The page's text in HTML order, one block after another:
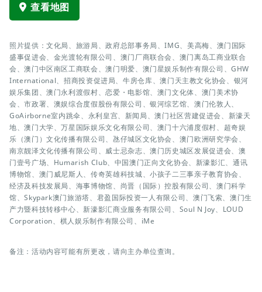
查看地图
照片提供：文化局、旅游局、政府总部事务局、IMG、美高梅、澳门国际
盛事促进会、金光渡轮有限公司、澳门厂商联合会、澳门离岛工商业联合
会、澳门中区南区工商联会、澳门明爱、澳门星娱乐制作有限公司、GHW
International、招商投资促进局、牛房仓库、澳门天主教文化协会、银河
娱乐集团、澳门永利渡假村、恋爱・电影馆、澳门文化体、澳门美术协
会、市政署、澳娱综合度假股份有限公司、银河综艺馆、澳门伦敦人、
GoAirborne室内跳伞、永利皇宫、新闻局、澳门社区营建促进会、新濠天
地、澳门大学、万星国际娱乐文化有限公司、澳门十六浦度假村、超奇娱
乐（澳门）文化传播有限公司、氹仔城区文化协会、澳门欧洲研究学会、
南京靓泽文化传播有限公司、威士忌杂志、澳门历史城区发展促进会、澳
门壹号广场、Humarish Club、中国澳门正向文化协会、新濠影汇、通讯
博物馆、澳门威尼斯人、传奇英雄科技城、小孩子二三事亲子教育协会、
经济及科技发展局、海事博物馆、尚晋（国际）控股有限公司、澳门科学
馆、Skypark澳门旅游塔、君盈国际投资一人有限公司、澳门飞索、澳门生
产力暨科技转移中心、新濠影汇商业服务有限公司、Soul N Joy、LOUD
Corporation、棋人娱乐制作有限公司、iMe
备注：活动内容可能有所更改，请向主办单位查询。